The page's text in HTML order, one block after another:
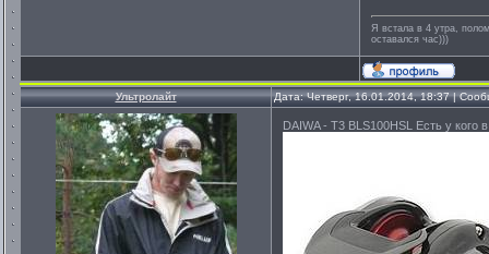
Я встала в 4 утра,
оставался час)))
Ультролайт Дата: Четверг, 16.01.2014, 18:37 |
DAIWA - T3 BLS100HSL Есть у кого